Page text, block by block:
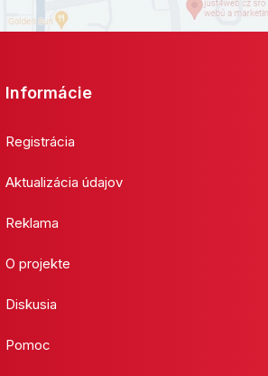
Informácie
Registrácia
Aktualizácia údajov
Reklama
O projekte
Diskusia
Pomoc